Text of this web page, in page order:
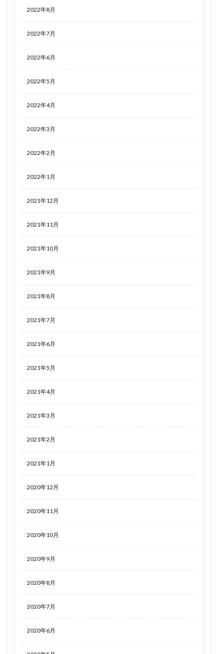
2022年8月
2022年7月
2022年6月
2022年5月
2022年4月
2022年3月
2022年2月
2022年1月
2021年12月
2021年11月
2021年10月
2021年9月
2021年8月
2021年7月
2021年6月
2021年5月
2021年4月
2021年3月
2021年2月
2021年1月
2020年12月
2020年11月
2020年10月
2020年9月
2020年8月
2020年7月
2020年6月